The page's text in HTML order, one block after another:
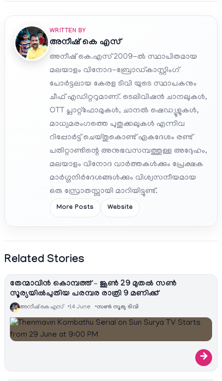
WRITTEN BY
അനീഷ്‌ കെ എസ്
അനീഷ് കെ.എസ് 2009-ൽ സ്ഥാപിതമായ
മലയാളം വിനോദ-ബ്രോഡ്കാസ്റ്റിംഗ്
പോർട്ടലായ കേരള ടിവി യുടെ സ്ഥാപകനും
ചീഫ് എഡിറ്ററുമാണ്. ടെലിവിഷൻ ചാനലുകൾ,
OTT പ്ലാറ്റ്‌ഫോമുകൾ, ചാനൽ ഷെഡ്യൂളുകൾ,
മാധ്യമരംഗത്തെ പുതുക്കലുകൾ എന്നിവ
റിപ്പോർട്ട് ചെയ്തുകൊണ്ട് ഏകദേശം രണ്ട്
പതിറ്റാണ്ടിന്റെ അനുഭവസമ്പത്തുള്ള അദ്ദേഹം,
മലയാളം വിനോദ വാർത്തകൾക്കും പ്രേക്ഷക
മാർഗ്ഗനിർദേശങ്ങൾക്കും വിശ്വസനീയമായ
ഒരു സ്രോതസ്സായി മാറിയിട്ടുണ്ട്.
More Posts Website
Related Stories
തേന്മാവിൻ കൊമ്പത്ത് – ജൂൺ 29 മുതൽ സൺ
സൂര്യയിൽപുതിയ പരമ്പര രാത്രി 9 മണിക്ക്
അനീഷ്‌ കെ എസ് 14 June സൺ സൂര്യ ടിവി
→